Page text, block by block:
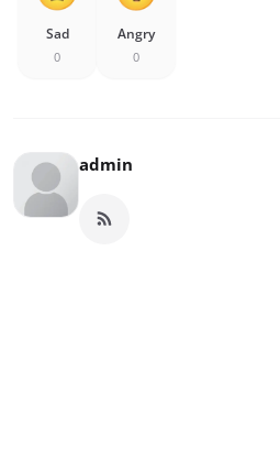
Sad
0
Angry
0
admin